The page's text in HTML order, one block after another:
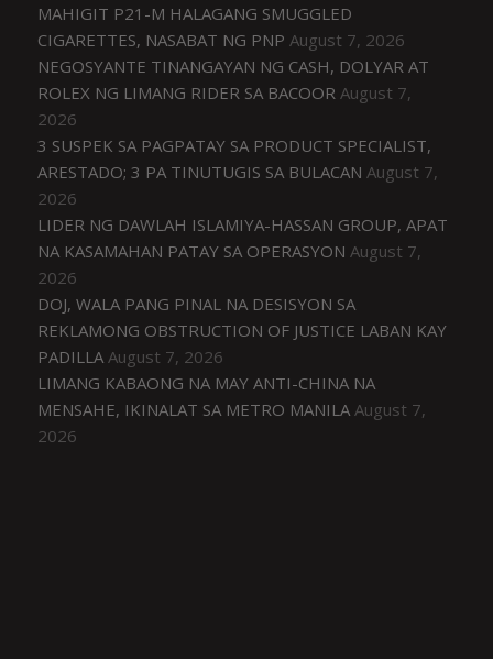
MAHIGIT P21-M HALAGANG SMUGGLED
CIGARETTES, NASABAT NG PNP August 7, 2026
NEGOSYANTE TINANGAYAN NG CASH, DOLYAR AT
ROLEX NG LIMANG RIDER SA BACOOR August 7,
2026
3 SUSPEK SA PAGPATAY SA PRODUCT SPECIALIST,
ARESTADO; 3 PA TINUTUGIS SA BULACAN August 7,
2026
LIDER NG DAWLAH ISLAMIYA-HASSAN GROUP, APAT
NA KASAMAHAN PATAY SA OPERASYON August 7,
2026
DOJ, WALA PANG PINAL NA DESISYON SA
REKLAMONG OBSTRUCTION OF JUSTICE LABAN KAY
PADILLA August 7, 2026
LIMANG KABAONG NA MAY ANTI-CHINA NA
MENSAHE, IKINALAT SA METRO MANILA August 7,
2026